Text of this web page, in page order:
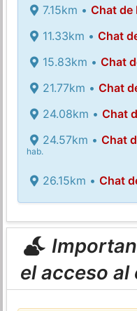
7.15km • Chat de
11.33km • Chat
15.83km • Chat
21.77km • Chat
24.08km • Chat
24.57km • Chat
hab.
26.15km • Chat
el acceso al